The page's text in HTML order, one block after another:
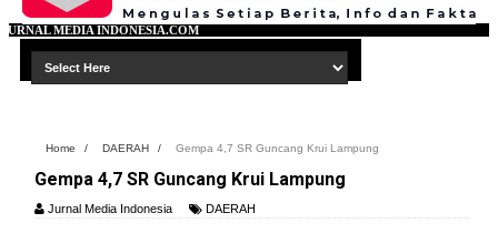
Home / DAERAH / Gempa 4,7 SR Guncang Krui Lampung
Gempa 4,7 SR Guncang Krui Lampung
Jurnal Media Indonesia DAERAH